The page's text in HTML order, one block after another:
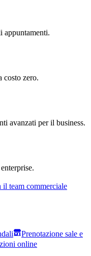
appuntamenti.
costo zero.
avanzati per il business.
il team commerciale
Prenotazione sale e
online